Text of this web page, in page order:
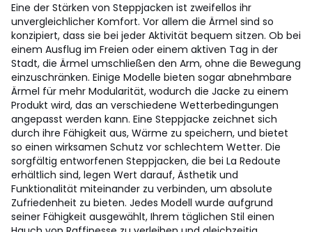
Eine der Stärken von Steppjacken ist zweifellos ihr
unvergleichlicher Komfort. Vor allem die Ärmel sind so
konzipiert, dass sie bei jeder Aktivität bequem sitzen. Ob bei
einem Ausflug im Freien oder einem aktiven Tag in der
Stadt, die Ärmel umschließen den Arm, ohne die Bewegung
einzuschränken. Einige Modelle bieten sogar abnehmbare
Ärmel für mehr Modularität, wodurch die Jacke zu einem
Produkt wird, das an verschiedene Wetterbedingungen
angepasst werden kann. Eine Steppjacke zeichnet sich
durch ihre Fähigkeit aus, Wärme zu speichern, und bietet
so einen wirksamen Schutz vor schlechtem Wetter. Die
sorgfältig entworfenen Steppjacken, die bei La Redoute
erhältlich sind, legen Wert darauf, Ästhetik und
Funktionalität miteinander zu verbinden, um absolute
Zufriedenheit zu bieten. Jedes Modell wurde aufgrund
seiner Fähigkeit ausgewählt, Ihrem täglichen Stil einen